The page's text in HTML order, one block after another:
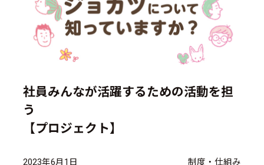
社員みんなが活躍するための活動を担
う
【プロジェクト】
2023年6月1日 制度・仕組み